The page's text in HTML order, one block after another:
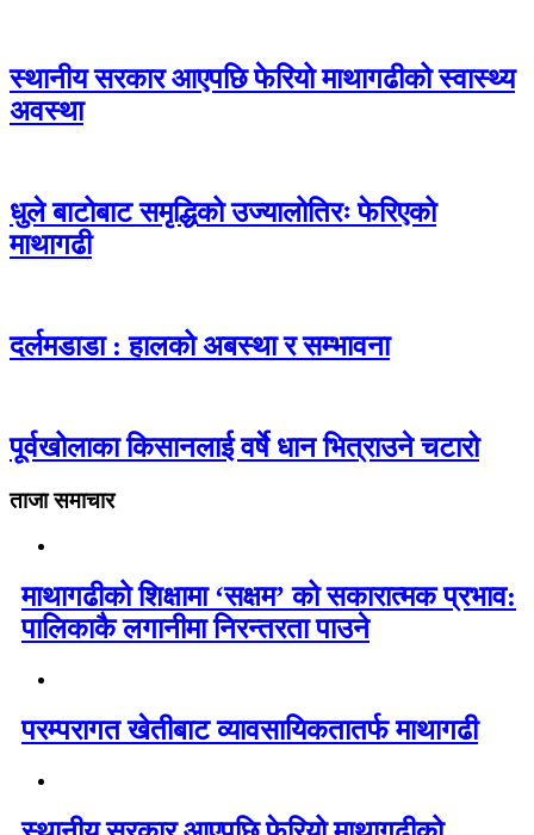
स्थानीय सरकार आएपछि फेरियो माथागढीको स्वास्थ्य
अवस्था
धुले बाटोबाट समृद्धिको उज्यालोतिरः फेरिएको
माथागढी
दर्लमडाडा : हालको अबस्था र सम्भावना
पूर्वखोलाका किसानलाई वर्षे धान भित्राउने चटारो
ताजा समाचार
माथागढीको शिक्षामा ‘सक्षम’ को सकारात्मक प्रभाव:
पालिकाकै लगानीमा निरन्तरता पाउने
परम्परागत खेतीबाट व्यावसायिकतातर्फ माथागढी